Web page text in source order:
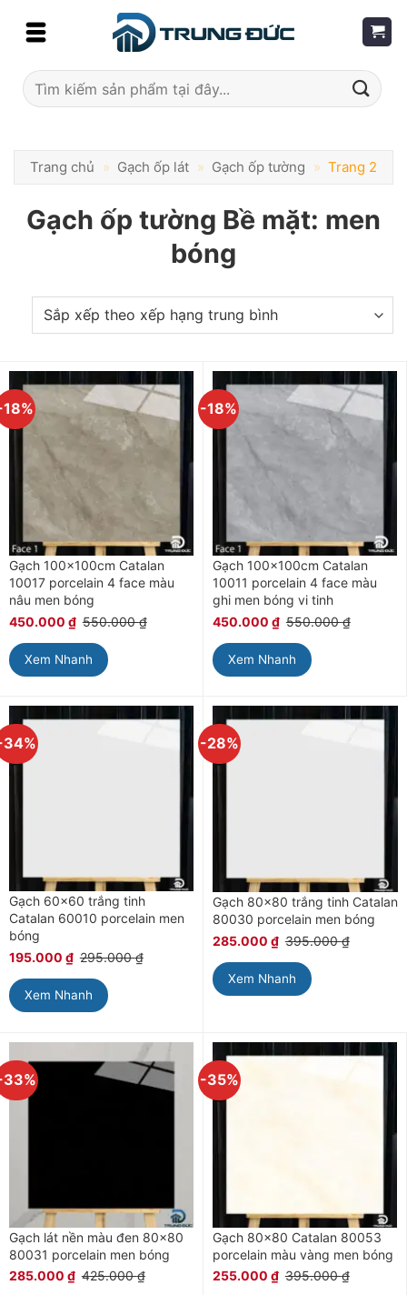
Tìm
kiếm:
Trang chủ » Gạch ốp lát » Gạch ốp tường » Trang 2
Gạch ốp tường Bề mặt: men
bóng
Gạch 100x100cm Catalan
10017 porcelain 4 face màu
nâu men bóng
450.000 ₫ 550.000₫
Xem Nhanh
-18%
Gạch 100x100cm Catalan
10011 porcelain 4 face màu
ghi men bóng vi tinh
450.000 ₫ 550.000₫
Xem Nhanh
Gạch 60×60 trắng tinh
Catalan 60010 porcelain men
bóng
195.000 ₫ 295.000₫
Xem Nhanh
-28%
Gạch 80×80 trắng tinh Catalan
80030 porcelain men bóng
285.000 ₫ 395.000₫
Xem Nhanh
Gạch lát nền màu đen 80×80
80031 porcelain men bóng
285.000 ₫ 425.000₫
-35%
Gạch 80×80 Catalan 80053
porcelain màu vàng men bóng
255.000 ₫ 395.000₫